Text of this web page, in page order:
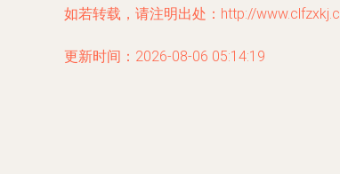
如若转载，请注明出处：http://
更新时间：2026-08-06 05:14:19